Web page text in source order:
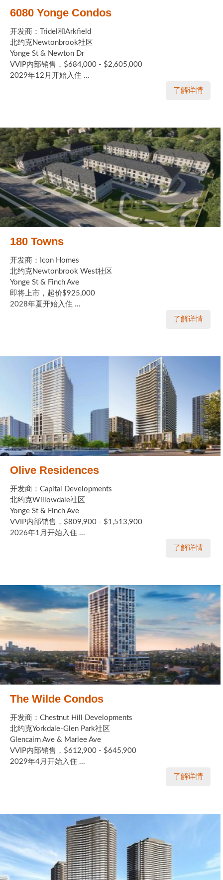
6080 Yonge Condos
开发商：Tridel和Arkfield
北约克Newtonbrook社区
Yonge St & Newton Dr
VVIP内部销售，$684,000 - $2,605,000
2029年12月开始入住 ...
了解详情
180 Towns
开发商：Icon Homes
北约克Newtonbrook West社区
Yonge St & Finch Ave
即将上市，起价$925,000
2028年夏开始入住 ...
了解详情
Olive Residences
开发商：Capital Developments
北约克Willowdale社区
Yonge St & Finch Ave
VVIP内部销售，$809,900 - $1,513,900
2026年1月开始入住 ...
了解详情
The Wilde Condos
开发商：Chestnut Hill Developments
北约克Yorkdale-Glen Park社区
Glencairn Ave & Marlee Ave
VVIP内部销售，$612,900 - $645,900
2029年4月开始入住 ...
了解详情